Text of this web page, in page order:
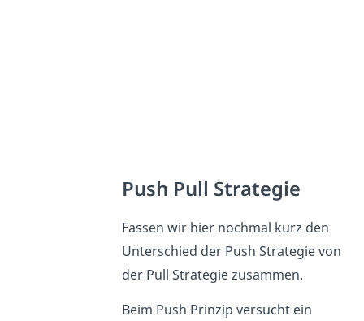
Push Pull Strategie
Fassen wir hier nochmal kurz den
Unterschied der Push Strategie von
der Pull Strategie zusammen.
Beim Push Prinzip versucht ein